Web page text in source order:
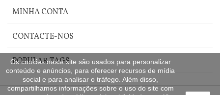
Os cookies neste site são usados para personalizar
conteúdo e anúncios, para oferecer recursos de mídia
social e para analisar o tráfego. Além disso,
compartilhamos informações sobre o uso do site com
MINHA CONTA
CONTACTE-NOS
POPULAR TAGS